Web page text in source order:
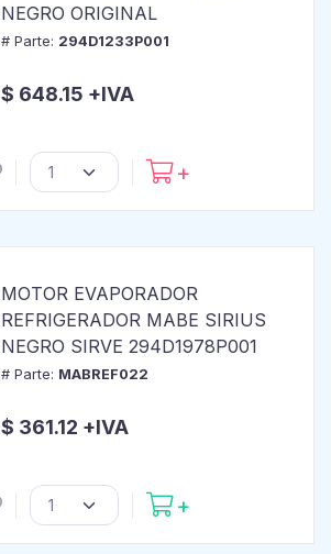
NEGRO ORIGINAL
# Parte: 294D1233P001
$ 648.15 +IVA
MOTOR EVAPORADOR
REFRIGERADOR MABE SIRIUS
NEGRO SIRVE 294D1978P001
# Parte: MABREF022
$ 361.12 +IVA